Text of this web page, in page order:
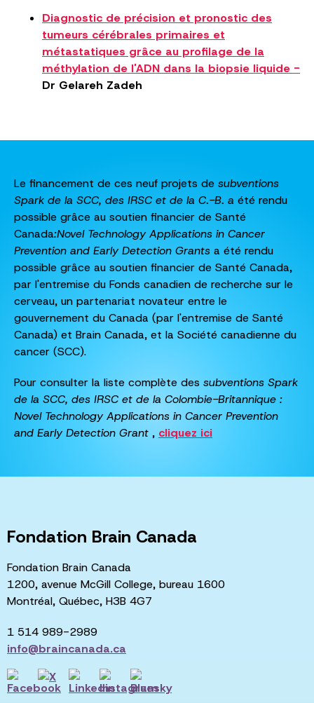
Diagnostic de précision et pronostic des
tumeurs cérébrales primaires et
métastatiques grâce au profilage de la
méthylation de l'ADN dans la biopsie liquide -
Dr Gelareh Zadeh
Le financement de ces neuf projets de subventions
Spark de la SCC, des IRSC et de la C.-B. a été rendu
possible grâce au soutien financier de Santé
Canada:Novel Technology Applications in Cancer
Prevention and Early Detection Grants a été rendu
possible grâce au soutien financier de Santé Canada,
par l'entremise du Fonds canadien de recherche sur le
cerveau, un partenariat novateur entre le
gouvernement du Canada (par l'entremise de Santé
Canada) et Brain Canada, et la Société canadienne du
cancer (SCC).
Pour consulter la liste complète des subventions Spark
de la SCC, des IRSC et de la Colombie-Britannique :
Novel Technology Applications in Cancer Prevention
and Early Detection Grant , cliquez ici
Fondation Brain Canada
Fondation Brain Canada
1200, avenue McGill College, bureau 1600
Montréal, Québec, H3B 4G7
1 514 989-2989
info@braincanada.ca